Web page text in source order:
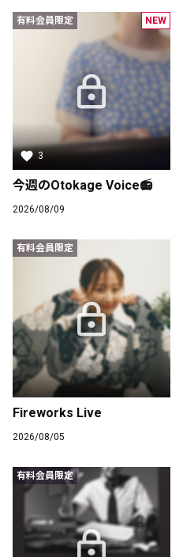
Bitfanを更新しました
れこれ
料会員限定です
を更新しました
NEW
有料会員限定
3
今週のOtokage Voice📻
2026/08/09
有料会員限定
Fireworks Live
2026/08/05
有料会員限定